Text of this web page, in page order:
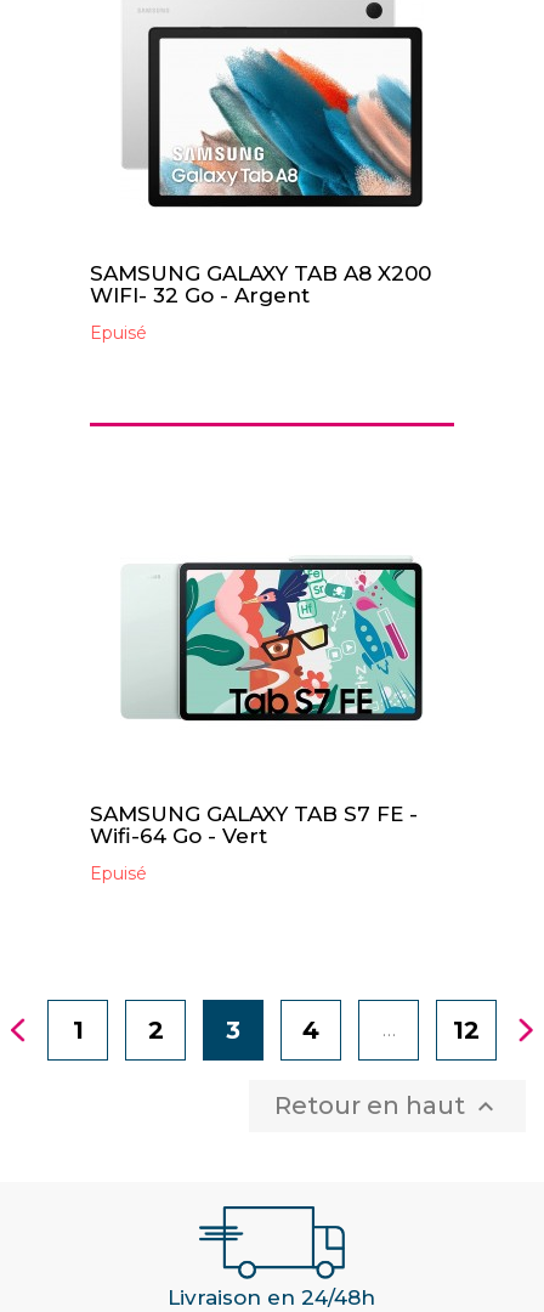
SAMSUNG GALAXY TAB A8 X200
WIFI- 32 Go - Argent
Epuisé
SAMSUNG GALAXY TAB S7 FE -
Wifi-64 Go - Vert
Epuisé
1 2 3 4 … 12
Retour en haut 
Livraison en 24/48h